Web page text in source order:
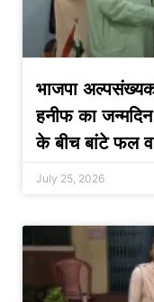
भाजपा अल्पसंख्यक
हनीफ का जन्मदिन
के बीच बांटे फल व
July 25, 2026